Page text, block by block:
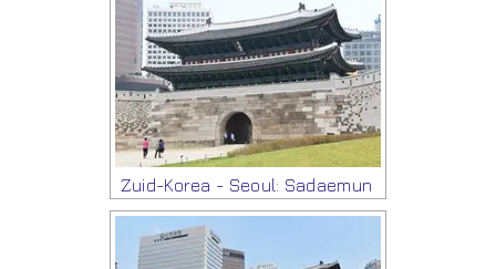
Zuid-Korea - Seoul: Sadaemun